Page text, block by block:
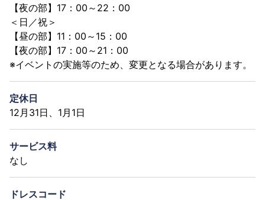
【夜の部】17：00～22：00
＜日／祝＞
【昼の部】11：00～15：00
【夜の部】17：00～21：00
※イベントの実施等のため、変更となる場合があります。
定休日
12月31日、1月1日
サービス料
なし
ドレスコード